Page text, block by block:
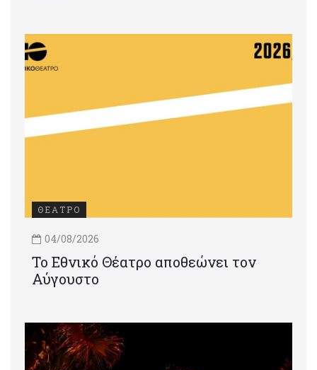
ΘΕΑΤΡΟ
04/08/2026
Το Εθνικό Θέατρο αποθεώνει τον
Αύγουστο